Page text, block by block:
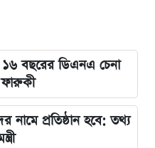
১৬ বছরের ডিএনএ চেনা
প্রতিষ্ঠান হবে: তথ্য